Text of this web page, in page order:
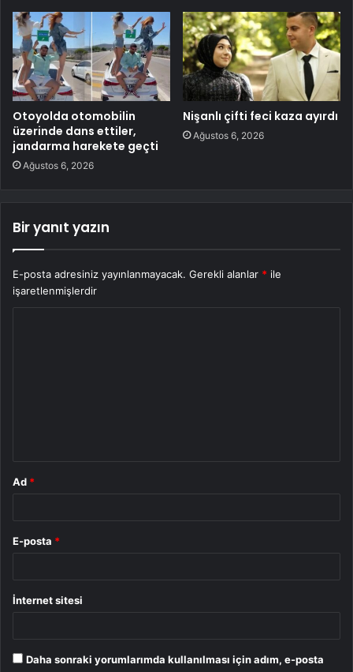
Otoyolda otomobilin
üzerinde dans ettiler,
jandarma harekete geçti
Ağustos 6, 2026
Nişanlı çifti feci kaza ayırdı
Ağustos 6, 2026
Bir yanıt yazın
E-posta adresiniz yayınlanmayacak. Gerekli alanlar * ile
işaretlenmişlerdir
Ad *
E-posta *
İnternet sitesi
Daha sonraki yorumlarımda kullanılması için adım, e-posta